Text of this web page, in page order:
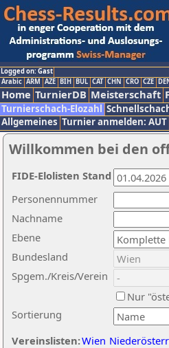
Logged on: Gast
Arabic ARM AZE BIH BUL CAT CHN CRO CZE
Home TurnierDB Meisterschaft
Turnierschach-Elozahl
Allgemeines Turnier anmelden: AUT
Willkommen bei den
Nachname
Ebene
Sortierung
Personennummer
Bundesland
Spgem./Kreis/Verein
Nur
Vereinslisten:Wien
FIDE-Elolisten Stand